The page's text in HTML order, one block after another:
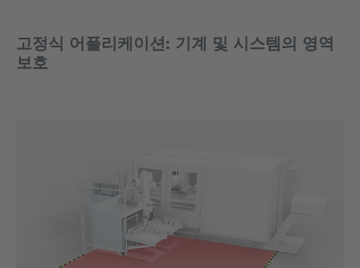
고정식 어플리케이션: 기계 및 시스템의 영역
보호